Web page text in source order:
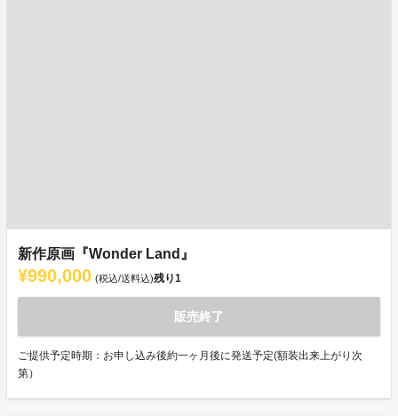
新作原画『Wonder Land』
¥990,000 (税込/送料込)残り1
販売終了
ご提供予定時期：お申し込み後約一ヶ月後に発送予定(額装出来上がり次
第）